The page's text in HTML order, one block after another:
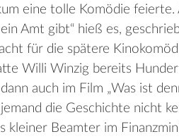
eine tolle Komödie feierte.
Amt gibt“ hieß es,
für die spätere
Willi Winzig bereits
auch im Film „Was ist
die Geschichte nicht
kleiner Beamter im